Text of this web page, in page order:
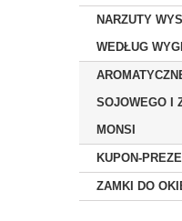
NARZUTY
WEDŁUG
SOJOWEGO I
MONSI
KUPON-
ZAMKI DO